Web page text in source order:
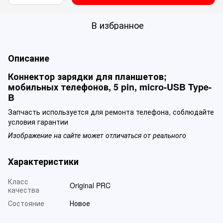
В избранное
Описание
Коннектор зарядки для планшетов;
мобильных телефонов, 5 pin, micro-USB Type-
B
Запчасть используется для ремонта телефона, соблюдайте
условия гарантии
Изображение на сайте может отличаться от реального
Характеристики
Класс
качества
Original PRC
Состояние
Новое